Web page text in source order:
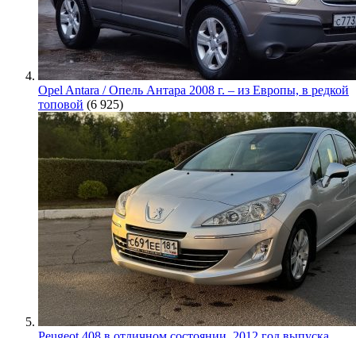
Opel Antara / Опель Антара 2008 г. – из Европы, в редкой
топовой (6 925)